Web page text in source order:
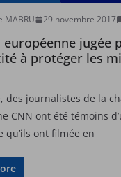
MABRU 29 novembre 2017
européenne jugée
à protéger les
des journalistes de la
CNN ont été témoins
qu’ils ont filmée en